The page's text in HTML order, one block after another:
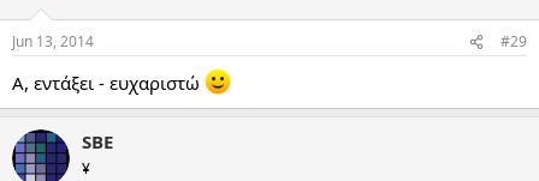
Jun 13, 2014 #29
Α, εντάξει - ευχαριστώ
SBE
¥